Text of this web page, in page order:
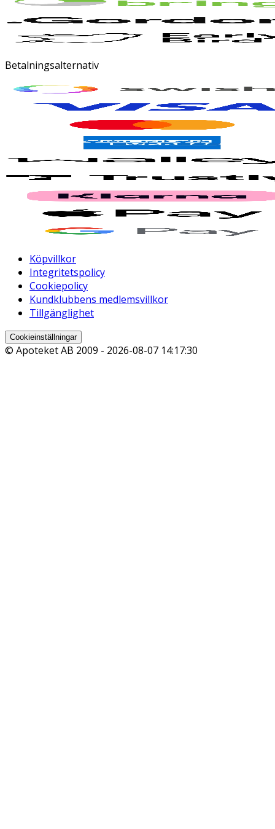
Betalningsalternativ
Köpvillkor
Integritetspolicy
Cookiepolicy
Kundklubbens medlemsvillkor
Tillgänglighet
Cookieinställningar
© Apoteket AB 2009 - 2026-08-07 14:17:30